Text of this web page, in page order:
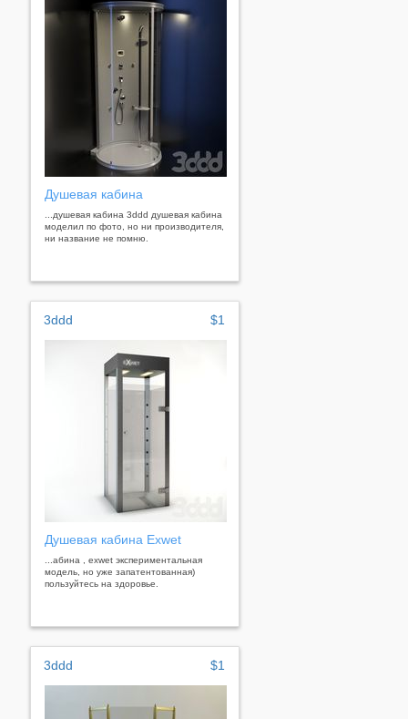
Душевая кабина
...душевая кабина 3ddd душевая кабина
моделил по фото, но ни производителя,
ни название не помню.
3ddd $1
Душевая кабина Exwet
...абина , exwet экспериментальная
модель, но уже запатентованная)
пользуйтесь на здоровье.
3ddd $1